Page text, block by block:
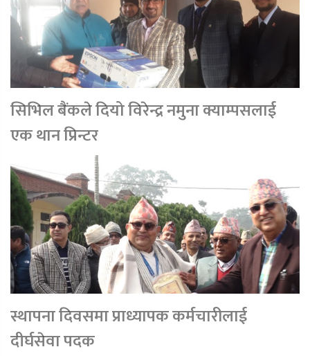
सिभिल बैंकले दियो विरेन्द्र नमुना क्याम्पसलाई
एक थान प्रिन्टर
स्थापना दिवसमा प्राध्यापक कर्मचारीलाई
दीर्घसेवा पदक